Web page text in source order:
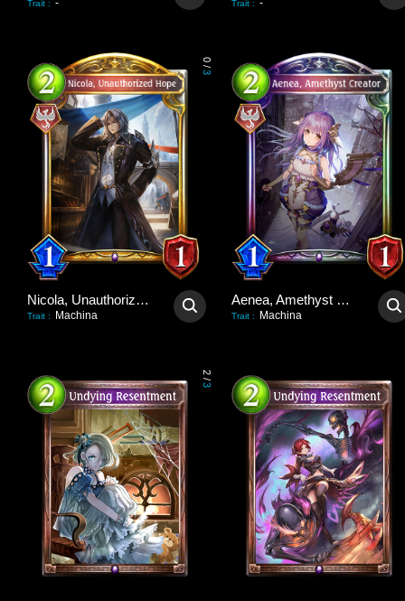
Trait : - Trait : -
0
/
3
Nicola, Unauthorized Hope
Trait : Machina
Aenea, Amethyst Creator
Trait : Machina
2
/
3